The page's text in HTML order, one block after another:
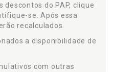
descontos do PAP, clique
se. Após essa
recalculados.
a disponibilidade de
com outras